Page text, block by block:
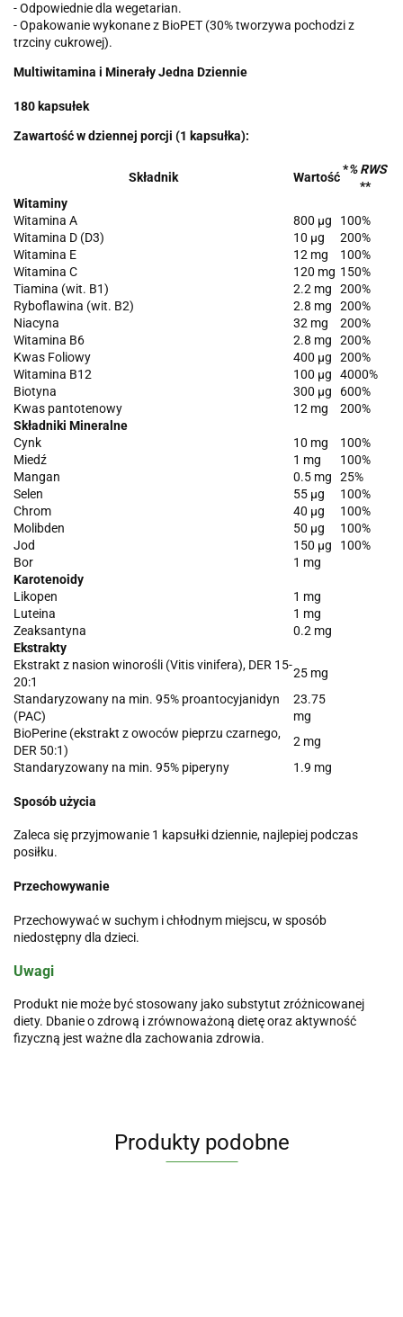
- Odpowiednie dla wegetarian.
- Opakowanie wykonane z BioPET (30% tworzywa pochodzi z
trzciny cukrowej).
Multiwitamina i Minerały Jedna Dziennie
180 kapsułek
Zawartość w dziennej porcji (1 kapsułka):
Składnik Wartość
*% RWS
**
Witaminy
Witamina A
800 µg
100%
Witamina D (D3)
10 µg
200%
Witamina E
12 mg
100%
Witamina C
120 mg 150%
Tiamina (wit. B1)
2.2 mg
200%
Ryboflawina (wit. B2)
2.8 mg
200%
Niacyna
32 mg
200%
Witamina B6
2.8 mg
200%
Kwas Foliowy
400 µg
200%
Witamina B12
100 µg
4000%
Biotyna
300 µg
600%
Kwas pantotenowy
12 mg
200%
Składniki Mineralne
Cynk
10 mg
100%
Miedź
1 mg
100%
Mangan
0.5 mg
25%
Selen
55 µg
100%
Chrom
40 µg
100%
Molibden
50 µg
100%
Jod
150 µg
100%
Bor
1 mg
Karotenoidy
Likopen
1 mg
Luteina
1 mg
Zeaksantyna
0.2 mg
Ekstrakty
Ekstrakt z nasion winorośli (Vitis vinifera), DER 15-
20:1
25 mg
Standaryzowany na min. 95% proantocyjanidyn
(PAC)
23.75
mg
BioPerine (ekstrakt z owoców pieprzu czarnego,
DER 50:1)
2 mg
Standaryzowany na min. 95% piperyny
1.9 mg
Sposób użycia
Zaleca się przyjmowanie 1 kapsułki dziennie, najlepiej podczas
posiłku.
Przechowywanie
Przechowywać w suchym i chłodnym miejscu, w sposób
niedostępny dla dzieci.
Uwagi
Produkt nie może być stosowany jako substytut zróżnicowanej
diety. Dbanie o zdrową i zrównoważoną dietę oraz aktywność
fizyczną jest ważne dla zachowania zdrowia.
Produkty podobne